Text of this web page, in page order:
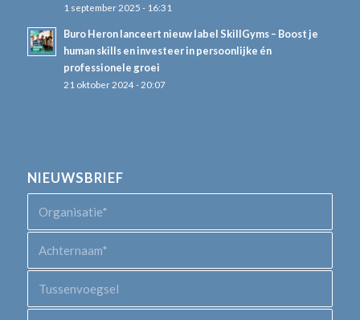
1 september 2025 - 16:31
Buro Heron lanceert nieuw label SkillGyms – Boost je
human skills en investeer in persoonlijke én
professionele groei
21 oktober 2024 - 20:07
NIEUWSBRIEF